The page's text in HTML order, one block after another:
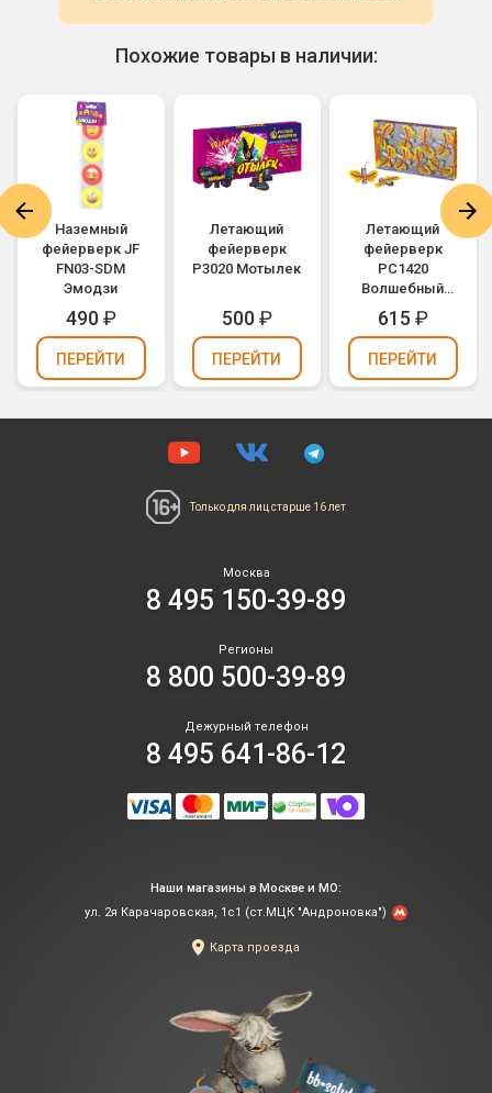
Похожие товары в наличии:
Наземный
фейерверк JF
FN03-SDM
Эмодзи
490₽
ПЕРЕЙТИ
Летающий
фейерверк
Р3020 Мотылек
500₽
ПЕРЕЙТИ
Летающий
фейерверк
РС1420
Волшебный
мотылек
615 ₽
ПЕРЕЙТИ
Только для лицстарше 16 лет
Москва
8 495 150-39-89
Регионы
8 800 500-39-89
Дежурный телефон
8 495 641-86-12
Наши магазины в Москве и МО:
ул. 2я Карачаровская, 1с1 (ст.МЦК "Андроновка")
Карта проезда